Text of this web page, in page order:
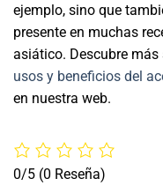
ejemplo, sino que
presente en muchas
asiático. Descubre más
usos y beneficios del
en nuestra web.
0/5 (0 Reseña)